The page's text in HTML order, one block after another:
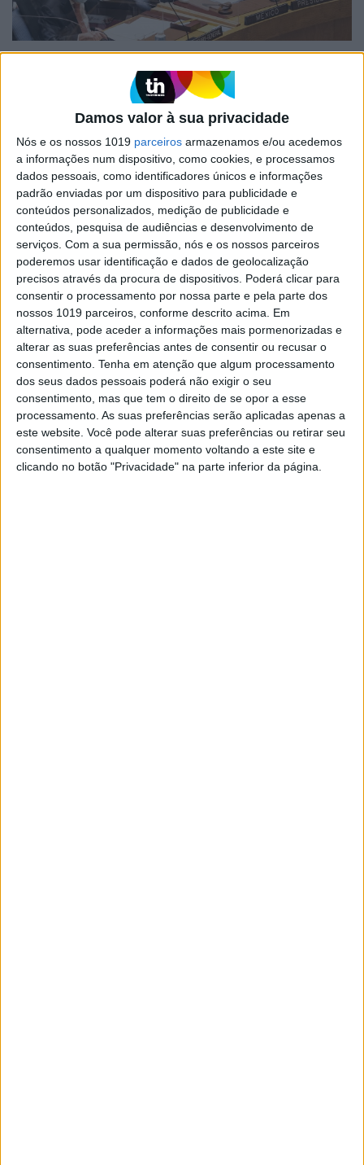
Damos valor à sua privacidade
Nós e os nossos 1019 parceiros armazenamos e/ou acedemos
a informações num dispositivo, como cookies, e processamos
dados pessoais, como identificadores únicos e informações
padrão enviadas por um dispositivo para publicidade e
conteúdos personalizados, medição de publicidade e
conteúdos, pesquisa de audiências e desenvolvimento de
serviços. Com a sua permissão, nós e os nossos parceiros
poderemos usar identificação e dados de geolocalização
precisos através da procura de dispositivos. Poderá clicar para
consentir o processamento por nossa parte e pela parte dos
nossos 1019 parceiros, conforme descrito acima. Em
alternativa, pode aceder a informações mais pormenorizadas e
alterar as suas preferências antes de consentir ou recusar o
consentimento. Tenha em atenção que algum processamento
dos seus dados pessoais poderá não exigir o seu
consentimento, mas que tem o direito de se opor a esse
processamento. As suas preferências serão aplicadas apenas a
este website. Você pode alterar suas preferências ou retirar seu
consentimento a qualquer momento voltando a este site e
clicando no botão "Privacidade" na parte inferior da página.
Guterres defende que levar adiante
paz na Colômbia é "obrigação
moral"
O secretário-geral da ONU, António Guterres,
defendeu hoje que a Colômbia tem a "obrigação
moral" de levar adiante o acordo de paz assinado
com as FARC há cinco anos, que classificou como
"uma inspiração" para a comunidade
internacional
MUNDO